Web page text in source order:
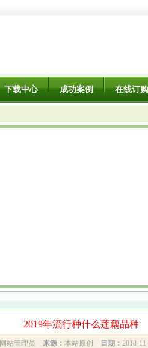
下载中心 成功案例 在线订购
2019年流行种什么莲藕品种
网站管理员 来源： 本站原创 日期： 2018-